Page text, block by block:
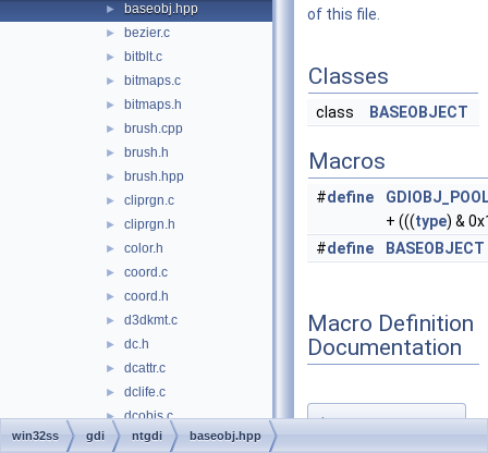
► baseobj.hpp
► bezier.c
► bitblt.c
► bitmaps.c
► bitmaps.h
► brush.cpp
► brush.h
► brush.hpp
► cliprgn.c
► cliprgn.h
► color.h
► coord.c
► coord.h
► d3dkmt.c
► dc.h
► dcattr.c
► dclife.c
► dcobjs.c
► dcstate.c
of this file.
Classes
class BASEOBJECT
Macros
#define
+ (((type) &
#define BASEOBJECT
Macro Definition
Documentation
◆
BASEOBJECT
win32ss gdi ntgdi baseobj.hpp